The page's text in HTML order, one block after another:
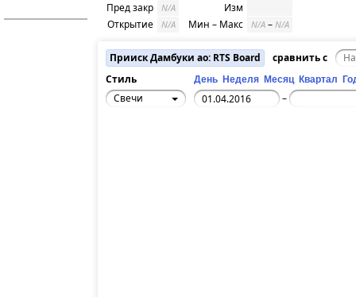
Пред закр N/A
Открытие N/A
Изм
Мин – Макс
N/A – N/A
Прииск Дамбуки ао: RTS Board
сравнить с
Стиль
День Неделя Месяц Квартал
Свечи –